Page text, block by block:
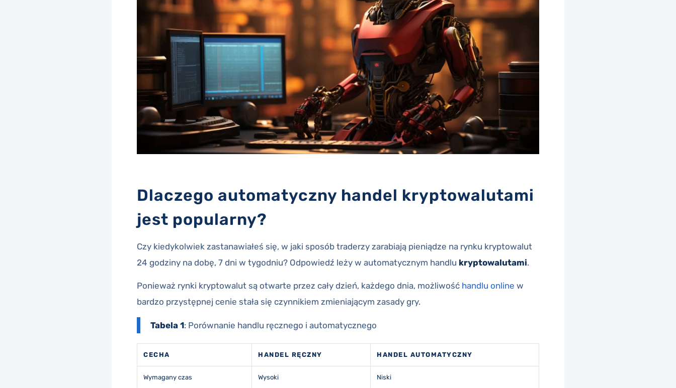
Dlaczego automatyczny handel kryptowalutami
jest popularny?
Czy kiedykolwiek zastanawiałeś się, w jaki sposób traderzy zarabiają pieniądze na rynku kryptowalut
24 godziny na dobę, 7 dni w tygodniu? Odpowiedź leży w automatycznym handlu kryptowalutami.
Ponieważ rynki kryptowalut są otwarte przez cały dzień, każdego dnia, możliwość handlu online w
bardzo przystępnej cenie stała się czynnikiem zmieniającym zasady gry.
Tabela 1: Porównanie handlu ręcznego i automatycznego
CECHA HANDEL RĘCZNY HANDEL AUTOMATYCZNY
Wymagany czas Wysoki Niski